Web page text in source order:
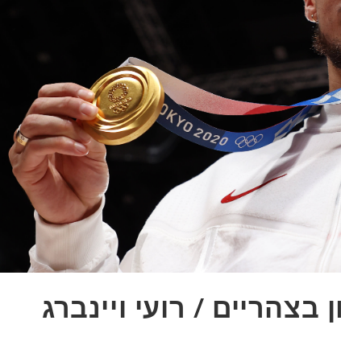
/ רועי ויינברג